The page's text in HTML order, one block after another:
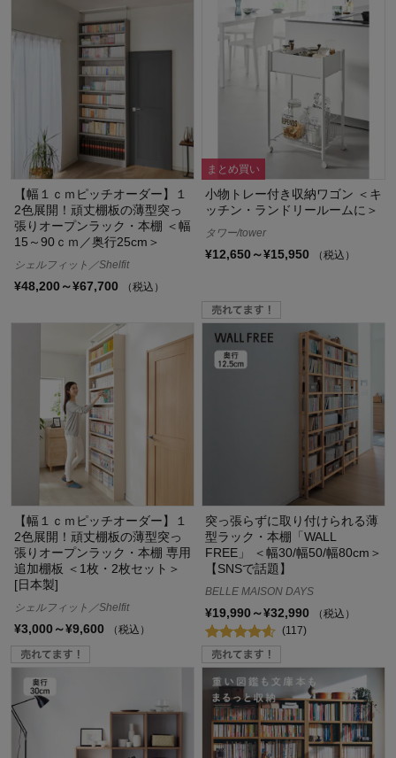
【幅１ｃｍピッチオーダー】１
2色展開！頑丈棚板の薄型突っ
張りオープンラック・本棚 ＜幅
15～90ｃｍ／奥行25cm＞
シェルフィット／Shelfit
¥48,200～¥67,700 （税込）
まとめ買い
小物トレー付き収納ワゴン ＜キ
ッチン・ランドリールームに＞
タワー/tower
¥12,650～¥15,950 （税込）
【幅１ｃｍピッチオーダー】１
2色展開！頑丈棚板の薄型突っ
張りオープンラック・本棚 専用
追加棚板 ＜1枚・2枚セット＞
[日本製]
シェルフィット／Shelfit
¥3,000～¥9,600 （税込）
突っ張らずに取り付けられる薄
型ラック・本棚「WALL
FREE」 ＜幅30/幅50/幅80cm＞
【SNSで話題】
BELLE MAISON DAYS
¥19,990～¥32,990
（税込）
(117)